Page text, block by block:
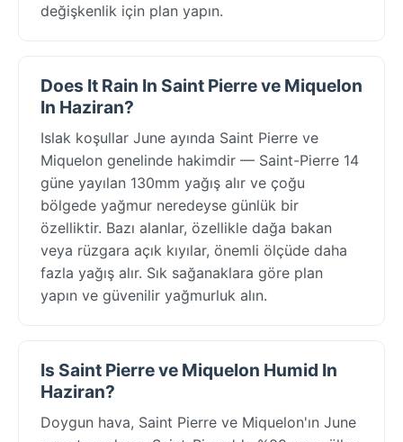
değişkenlik için plan yapın.
Does It Rain In Saint Pierre ve Miquelon
In Haziran?
Islak koşullar June ayında Saint Pierre ve
Miquelon genelinde hakimdir — Saint-Pierre 14
güne yayılan 130mm yağış alır ve çoğu
bölgede yağmur neredeyse günlük bir
özelliktir. Bazı alanlar, özellikle dağa bakan
veya rüzgara açık kıyılar, önemli ölçüde daha
fazla yağış alır. Sık sağanaklara göre plan
yapın ve güvenilir yağmurluk alın.
Is Saint Pierre ve Miquelon Humid In
Haziran?
Doygun hava, Saint Pierre ve Miquelon'ın June